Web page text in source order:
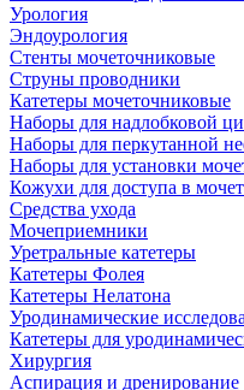
Урология
Эндоурология
Стенты мочеточниковые
Струны проводники
Катетеры мочеточниковые
Наборы для надлобковой
Наборы для перкутанной
Наборы для установки
Кожухи для доступа в
Средства ухода
Мочеприемники
Уретральные катетеры
Катетеры Фолея
Катетеры Нелатона
Уродинамические
Катетеры для
Хирургия
Аспирация и дренирование